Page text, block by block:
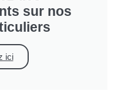
sur nos
ici